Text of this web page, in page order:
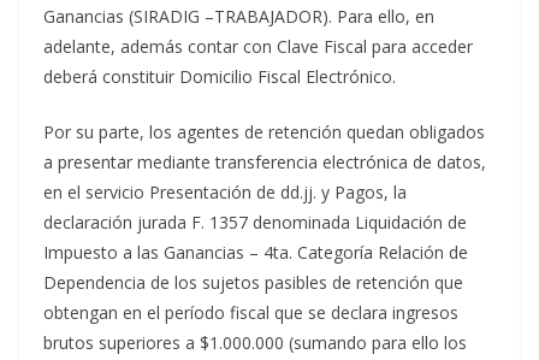
Ganancias (SIRADIG –TRABAJADOR). Para ello, en
adelante, además contar con Clave Fiscal para acceder
deberá constituir Domicilio Fiscal Electrónico.
Por su parte, los agentes de retención quedan obligados
a presentar mediante transferencia electrónica de datos,
en el servicio Presentación de dd.jj. y Pagos, la
declaración jurada F. 1357 denominada Liquidación de
Impuesto a las Ganancias – 4ta. Categoría Relación de
Dependencia de los sujetos pasibles de retención que
obtengan en el período fiscal que se declara ingresos
brutos superiores a $1.000.000 (sumando para ello los